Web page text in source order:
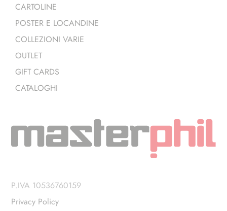
CARTOLINE
POSTER E LOCANDINE
COLLEZIONI VARIE
OUTLET
GIFT CARDS
CATALOGHI
P.IVA 10536760159
Privacy Policy